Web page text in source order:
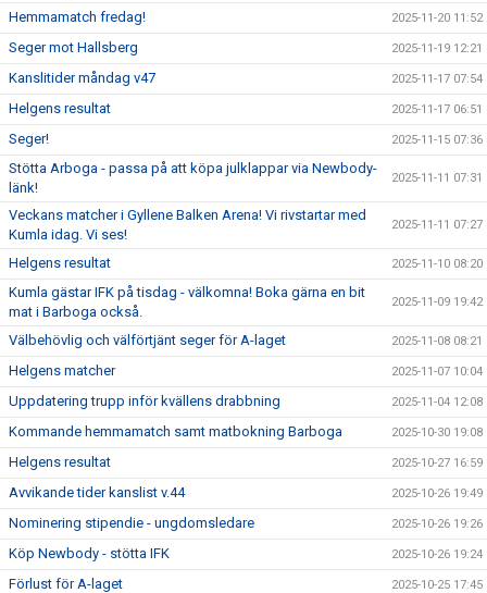
Hemmamatch fredag! 2025-11-20 11:52
Seger mot Hallsberg 2025-11-19 12:21
Kanslitider måndag v47 2025-11-17 07:54
Helgens resultat 2025-11-17 06:51
Seger! 2025-11-15 07:36
Stötta Arboga - passa på att köpa julklappar via Newbody-
länk!
2025-11-11 07:31
Veckans matcher i Gyllene Balken Arena! Vi rivstartar med
Kumla idag. Vi ses!
2025-11-11 07:27
Helgens resultat 2025-11-10 08:20
Kumla gästar IFK på tisdag - välkomna! Boka gärna en bit
mat i Barboga också.
2025-11-09 19:42
Välbehövlig och välförtjänt seger för A-laget 2025-11-08 08:21
Helgens matcher 2025-11-07 10:04
Uppdatering trupp inför kvällens drabbning 2025-11-04 12:08
Kommande hemmamatch samt matbokning Barboga 2025-10-30 19:08
Helgens resultat 2025-10-27 16:59
Avvikande tider kanslist v.44 2025-10-26 19:49
Nominering stipendie - ungdomsledare 2025-10-26 19:26
Köp Newbody - stötta IFK 2025-10-26 19:24
Förlust för A-laget 2025-10-25 17:45